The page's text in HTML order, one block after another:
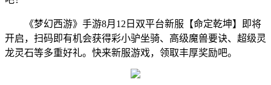
《梦幻西游》手游8月12日双平台新服【命定乾坤】即将
开启，扫码即有机会获得彩小驴坐骑、高级魔兽要诀、超级灵
龙灵石等多重好礼。快来新服游戏，领取丰厚奖励吧。